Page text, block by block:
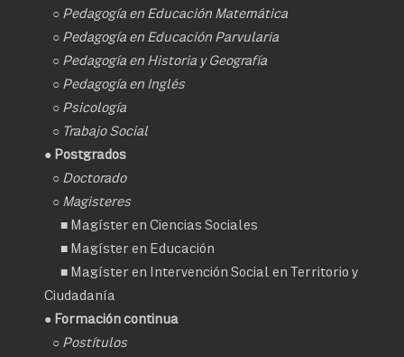
○ Pedagogía en Educación Matemática
○ Pedagogía en Educación Parvularia
○ Pedagogía en Historia y Geografía
○ Pedagogía en Inglés
○ Psicología
○ Trabajo Social
● Postgrados
○ Doctorado
○ Magisteres
■ Magíster en Ciencias Sociales
■ Magíster en Educación
■ Magíster en Intervención Social en Territorio y
Ciudadanía
● Formación continua
○ Postítulos